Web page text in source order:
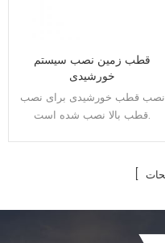
قطب زمین نصب سیستم
خورشیدی
نصب قطب خورشیدی برای نصب
قطب بالا نصب شده است.